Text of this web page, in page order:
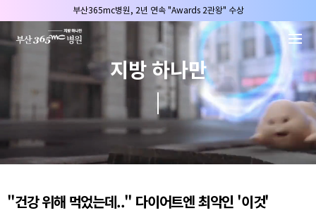
부산365mc병원, 2년 연속 "Awards 2관왕" 수상
2025 "부산365mc 보건복지부 장관상" 수상!
부산365mc병원, 8/15(토) 광복절 정상진료
부산365mc병원, 2년 연속 "Awards 2관왕" 수상
2025 "부산365mc 보건복지부 장관상" 수상!
지방 하나만
"건강 위해 먹었는데.." 다이어트엔 최악인 '이것'